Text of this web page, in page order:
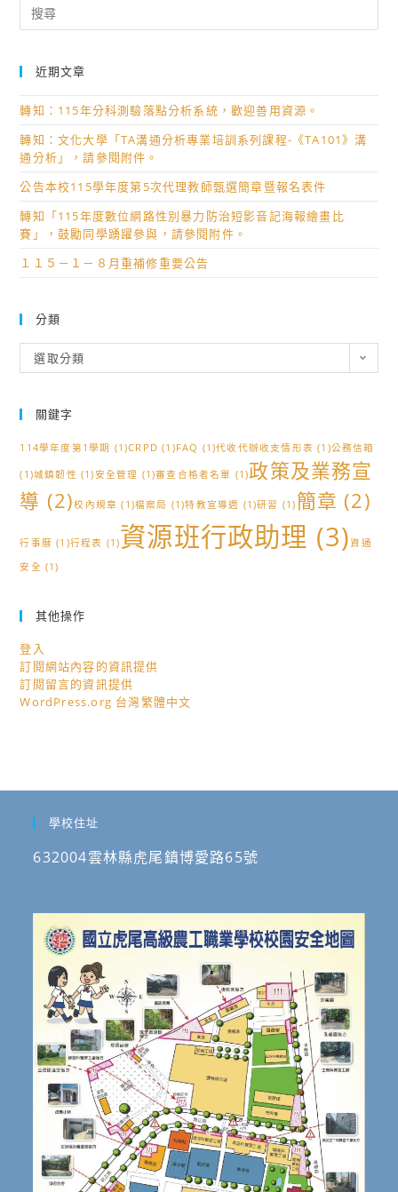
for:
近期文章
轉知：115年分科測驗落點分析系統，歡迎善用資源。
轉知：文化大學「TA溝通分析專業培訓系列課程-《TA101》溝
通分析」，請參閱附件。
公告本校115學年度第5次代理教師甄選簡章暨報名表件
轉知「115年度數位網路性別暴力防治短影音記海報繪畫比
賽」，鼓勵同學踴躍參與，請參閱附件。
１１５－１－８月重補修重要公告
分類
類
選取分類
關鍵字
114學年度第1學期 (1)CRPD (1)FAQ (1)代收代辦收支情形表 (1)公務信箱
(1)城鎮韌性 (1)安全管理 (1)審查合格者名單 (1)政策及業務宣
導 (2)校內規章 (1)檔案局 (1)特教宣導週 (1)研習 (1) 簡章 (2)
行事曆 (1)行程表 (1)資源班行政助理 (3)資通
安全 (1)
其他操作
登入
訂閱網站內容的資訊提供
訂閱留言的資訊提供
WordPress.org 台灣繁體中文
學校住址
632004雲林縣虎尾鎮博愛路65號